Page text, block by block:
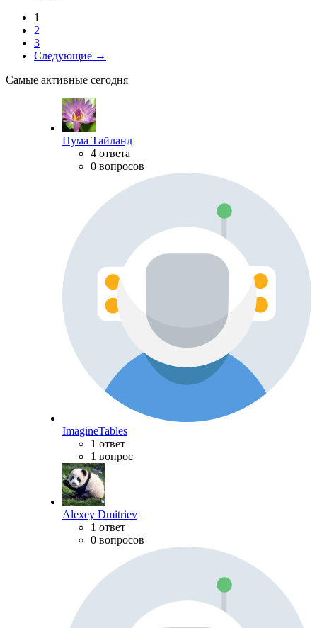
1
2
3
Следующие →
Самые активные сегодня
Пума Тайланд
4 ответа
0 вопросов
ImagineTables
1 ответ
1 вопрос
Alexey Dmitriev
1 ответ
0 вопросов